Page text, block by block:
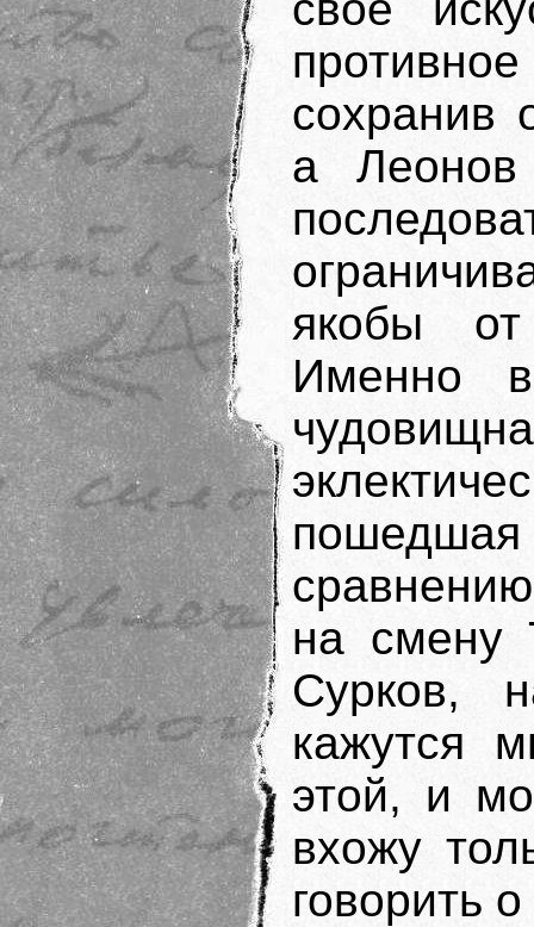
сохранив
а
якобы
Именно
на смену
Сурков,
кажутся
этой, и
вхожу
говорить